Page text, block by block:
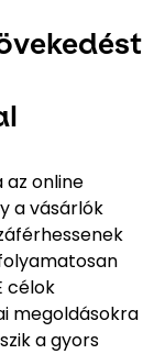
online
a vásárlók
célok
megoldásokra
a gyors